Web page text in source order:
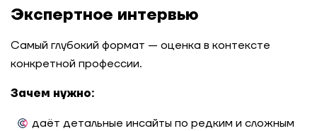
Экспертное интервью
Самый глубокий формат — оценка в контексте
конкретной профессии.
Зачем нужно:
даёт детальные инсайты по редким и сложным